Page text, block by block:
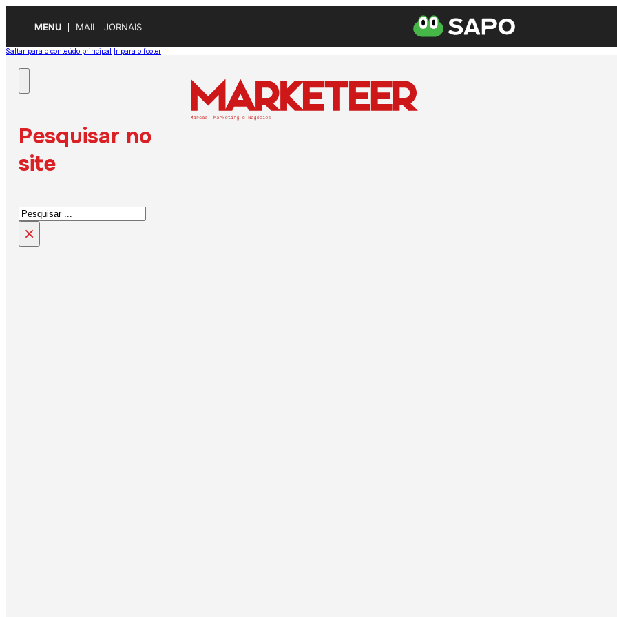
MENU MAIL JORNAIS
Saltar para o conteúdo principal Ir para o footer
Pesquisar no
site
Pesquisar
×